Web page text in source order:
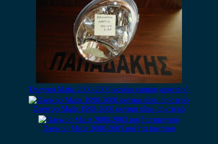
Daewoo Matiz 2000-2005 φανάρι εμπρός αριστερό
Daewoo Matiz 1998-2000 φανάρι πίσω αριστερό
Daewoo Matiz 2000-2005 ροζέτα τιμονιού